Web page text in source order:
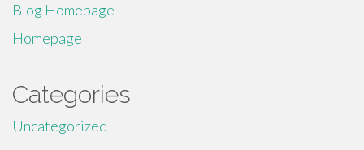
Blog Homepage
Homepage
Categories
Uncategorized